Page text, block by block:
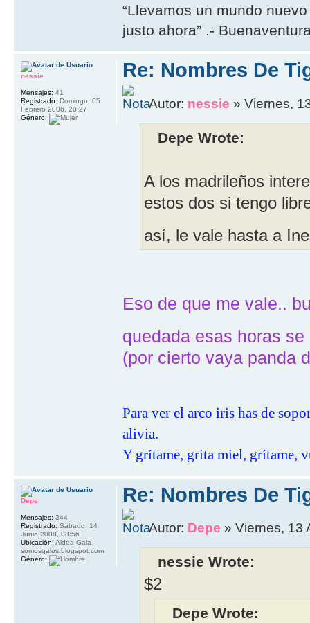
“Llevamos un mundo
justo ahora” .-
Re: Nombres De
Autor: nessie » Viernes,
Depe Wrote:
A los madrileños
estos dos si tengo
así, le vale hasta a
Eso de que me vale..
quedada esas horas
(por cierto vaya panda
Para ver el arco iris has de
alivia.
Y grítame, grita miel, grítame,
nessie
Mensajes: 41
Registrado: Domingo, 05
Febrero 2006, 20:27
Género:
Re: Nombres De
Autor: Depe » Viernes, 13
nessie Wrote:
$2
Depe Wrote:
Depe
Mensajes: 344
Registrado: Sábado, 14
Junio 2008, 08:56
Ubicación: Aldea Gala -
somosgalos.blogspot.com
Género: